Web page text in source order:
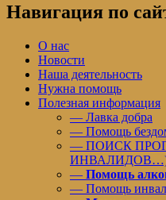
Навигация по
О нас
Новости
Наша деятельность
Нужна помощь
Полезная информация
— Лавка добра
— Помощь
— ПОИСК
— Помощь
— Помощь